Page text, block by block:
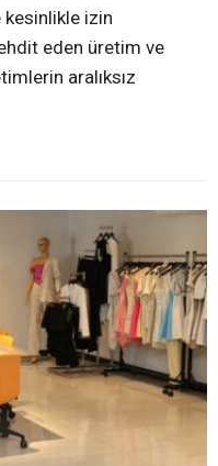
kesinlikle izin
eden üretim ve
aralıksız